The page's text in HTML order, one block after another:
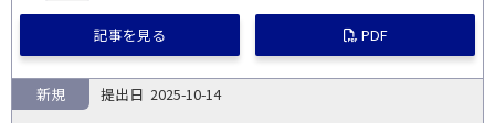
記事を見る PDF
2025-10-14
新規